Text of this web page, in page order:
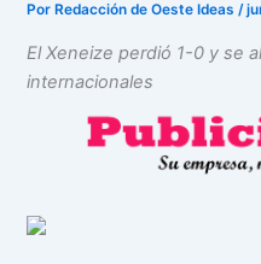
Por Redacción de Oeste Ideas/
El Xeneize perdió 1-0 y se
internacionales